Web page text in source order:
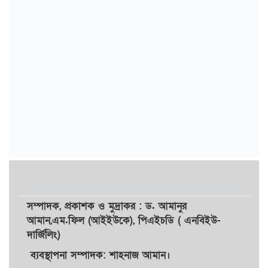
সম্পাদক, প্রকাশকওমুদ্রাকর: ড. আমানুর
আমান,এম.ফিল (আইইউকে), পিএইচডি ( এনবিইউ-
দার্জিলিং)
ব্যবস্থাপনা সম্পাদক: শাহনাজ আমান।